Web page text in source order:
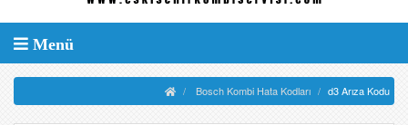
Menü
Bosch Kombi Hata Kodları d3 Arıza Kodu